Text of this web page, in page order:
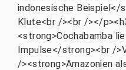
indonesische Beispiel</
Klute<br /><br /></
<strong>Cochabamba
Impulse</strong><br /
/><strong>Amazonien